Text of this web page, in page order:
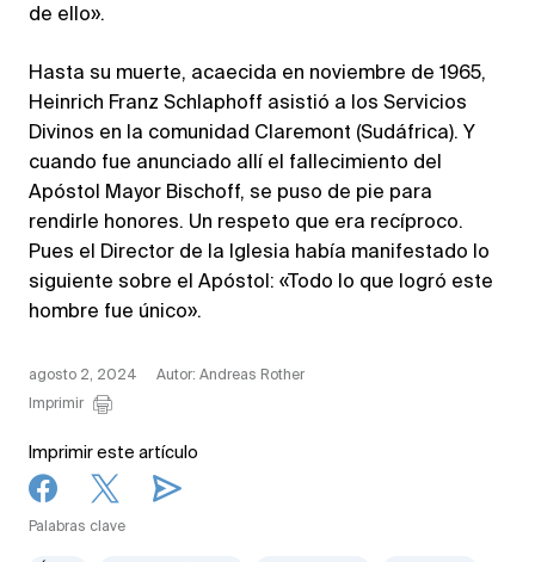
de ello».
Hasta su muerte, acaecida en noviembre de 1965,
Heinrich Franz Schlaphoff asistió a los Servicios
Divinos en la comunidad Claremont (Sudáfrica). Y
cuando fue anunciado allí el fallecimiento del
Apóstol Mayor Bischoff, se puso de pie para
rendirle honores. Un respeto que era recíproco.
Pues el Director de la Iglesia había manifestado lo
siguiente sobre el Apóstol: «Todo lo que logró este
hombre fue único».
agosto 2, 2024
Autor: Andreas Rother
Imprimir
Imprimir este artículo
Palabras clave